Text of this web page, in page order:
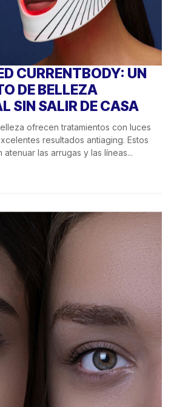
CURRENTBODY: UN
DE BELLEZA
SIN SALIR DE CASA
ofrecen tratamientos con luces
resultados antiaging. Estos
las arrugas y las líneas...